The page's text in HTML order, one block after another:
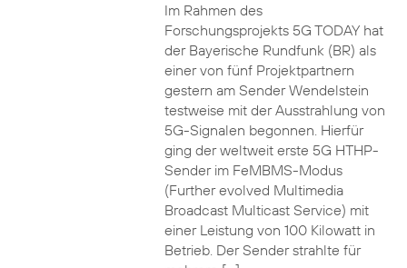
Im Rahmen des
Forschungsprojekts 5G TODAY hat
der Bayerische Rundfunk (BR) als
einer von fünf Projektpartnern
gestern am Sender Wendelstein
testweise mit der Ausstrahlung von
5G-Signalen begonnen. Hierfür
ging der weltweit erste 5G HTHP-
Sender im FeMBMS-Modus
(Further evolved Multimedia
Broadcast Multicast Service) mit
einer Leistung von 100 Kilowatt in
Betrieb. Der Sender strahlte für